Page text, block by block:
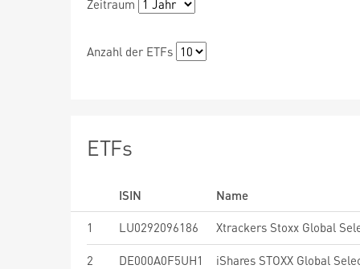
Zeitraum
Anzahl der ETFs
ETFs
ISIN
Name
1
LU0292096186
2 DE000A0F5UH1